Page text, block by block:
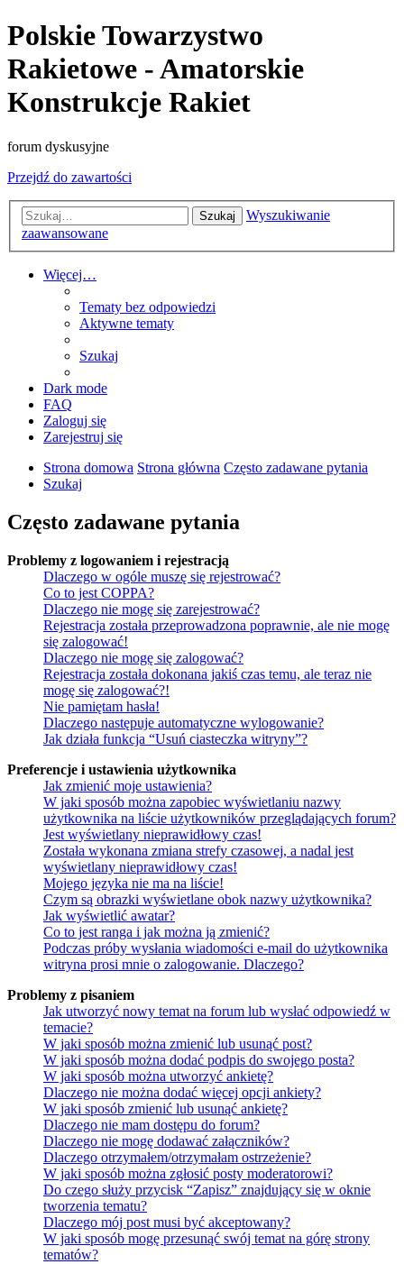
Polskie Towarzystwo
Rakietowe - Amatorskie
Konstrukcje Rakiet
forum dyskusyjne
Przejdź do zawartości
Szukaj
Wyszukiwanie
zaawansowane
Więcej…
Tematy bez odpowiedzi
Aktywne tematy
Szukaj
Dark mode
FAQ
Zaloguj się
Zarejestruj się
Strona domowa Strona główna Często zadawane pytania
Szukaj
Często zadawane pytania
Problemy z logowaniem i rejestracją
Dlaczego w ogóle muszę się rejestrować?
Co to jest COPPA?
Dlaczego nie mogę się zarejestrować?
Rejestracja została przeprowadzona poprawnie, ale nie mogę
się zalogować!
Dlaczego nie mogę się zalogować?
Rejestracja została dokonana jakiś czas temu, ale teraz nie
mogę się zalogować?!
Nie pamiętam hasła!
Dlaczego następuje automatyczne wylogowanie?
Jak działa funkcja “Usuń ciasteczka witryny”?
Preferencje i ustawienia użytkownika
Jak zmienić moje ustawienia?
W jaki sposób można zapobiec wyświetlaniu nazwy
użytkownika na liście użytkowników przeglądających forum?
Jest wyświetlany nieprawidłowy czas!
Została wykonana zmiana strefy czasowej, a nadal jest
wyświetlany nieprawidłowy czas!
Mojego języka nie ma na liście!
Czym są obrazki wyświetlane obok nazwy użytkownika?
Jak wyświetlić awatar?
Co to jest ranga i jak można ją zmienić?
Podczas próby wysłania wiadomości e-mail do użytkownika
witryna prosi mnie o zalogowanie. Dlaczego?
Problemy z pisaniem
Jak utworzyć nowy temat na forum lub wysłać odpowiedź w
temacie?
W jaki sposób można zmienić lub usunąć post?
W jaki sposób można dodać podpis do swojego posta?
W jaki sposób można utworzyć ankietę?
Dlaczego nie można dodać więcej opcji ankiety?
W jaki sposób zmienić lub usunąć ankietę?
Dlaczego nie mam dostępu do forum?
Dlaczego nie mogę dodawać załączników?
Dlaczego otrzymałem/otrzymałam ostrzeżenie?
W jaki sposób można zgłosić posty moderatorowi?
Do czego służy przycisk “Zapisz” znajdujący się w oknie
tworzenia tematu?
Dlaczego mój post musi być akceptowany?
W jaki sposób mogę przesunąć swój temat na górę strony
tematów?